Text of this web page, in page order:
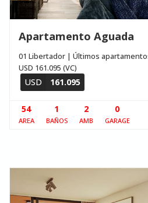
Apartamento Aguada
01 Libertador | Últimos
USD 161.095 (VC)
USD 161.095
54
AREA
1
BAÑOS
2
AMB
0
GARAGE